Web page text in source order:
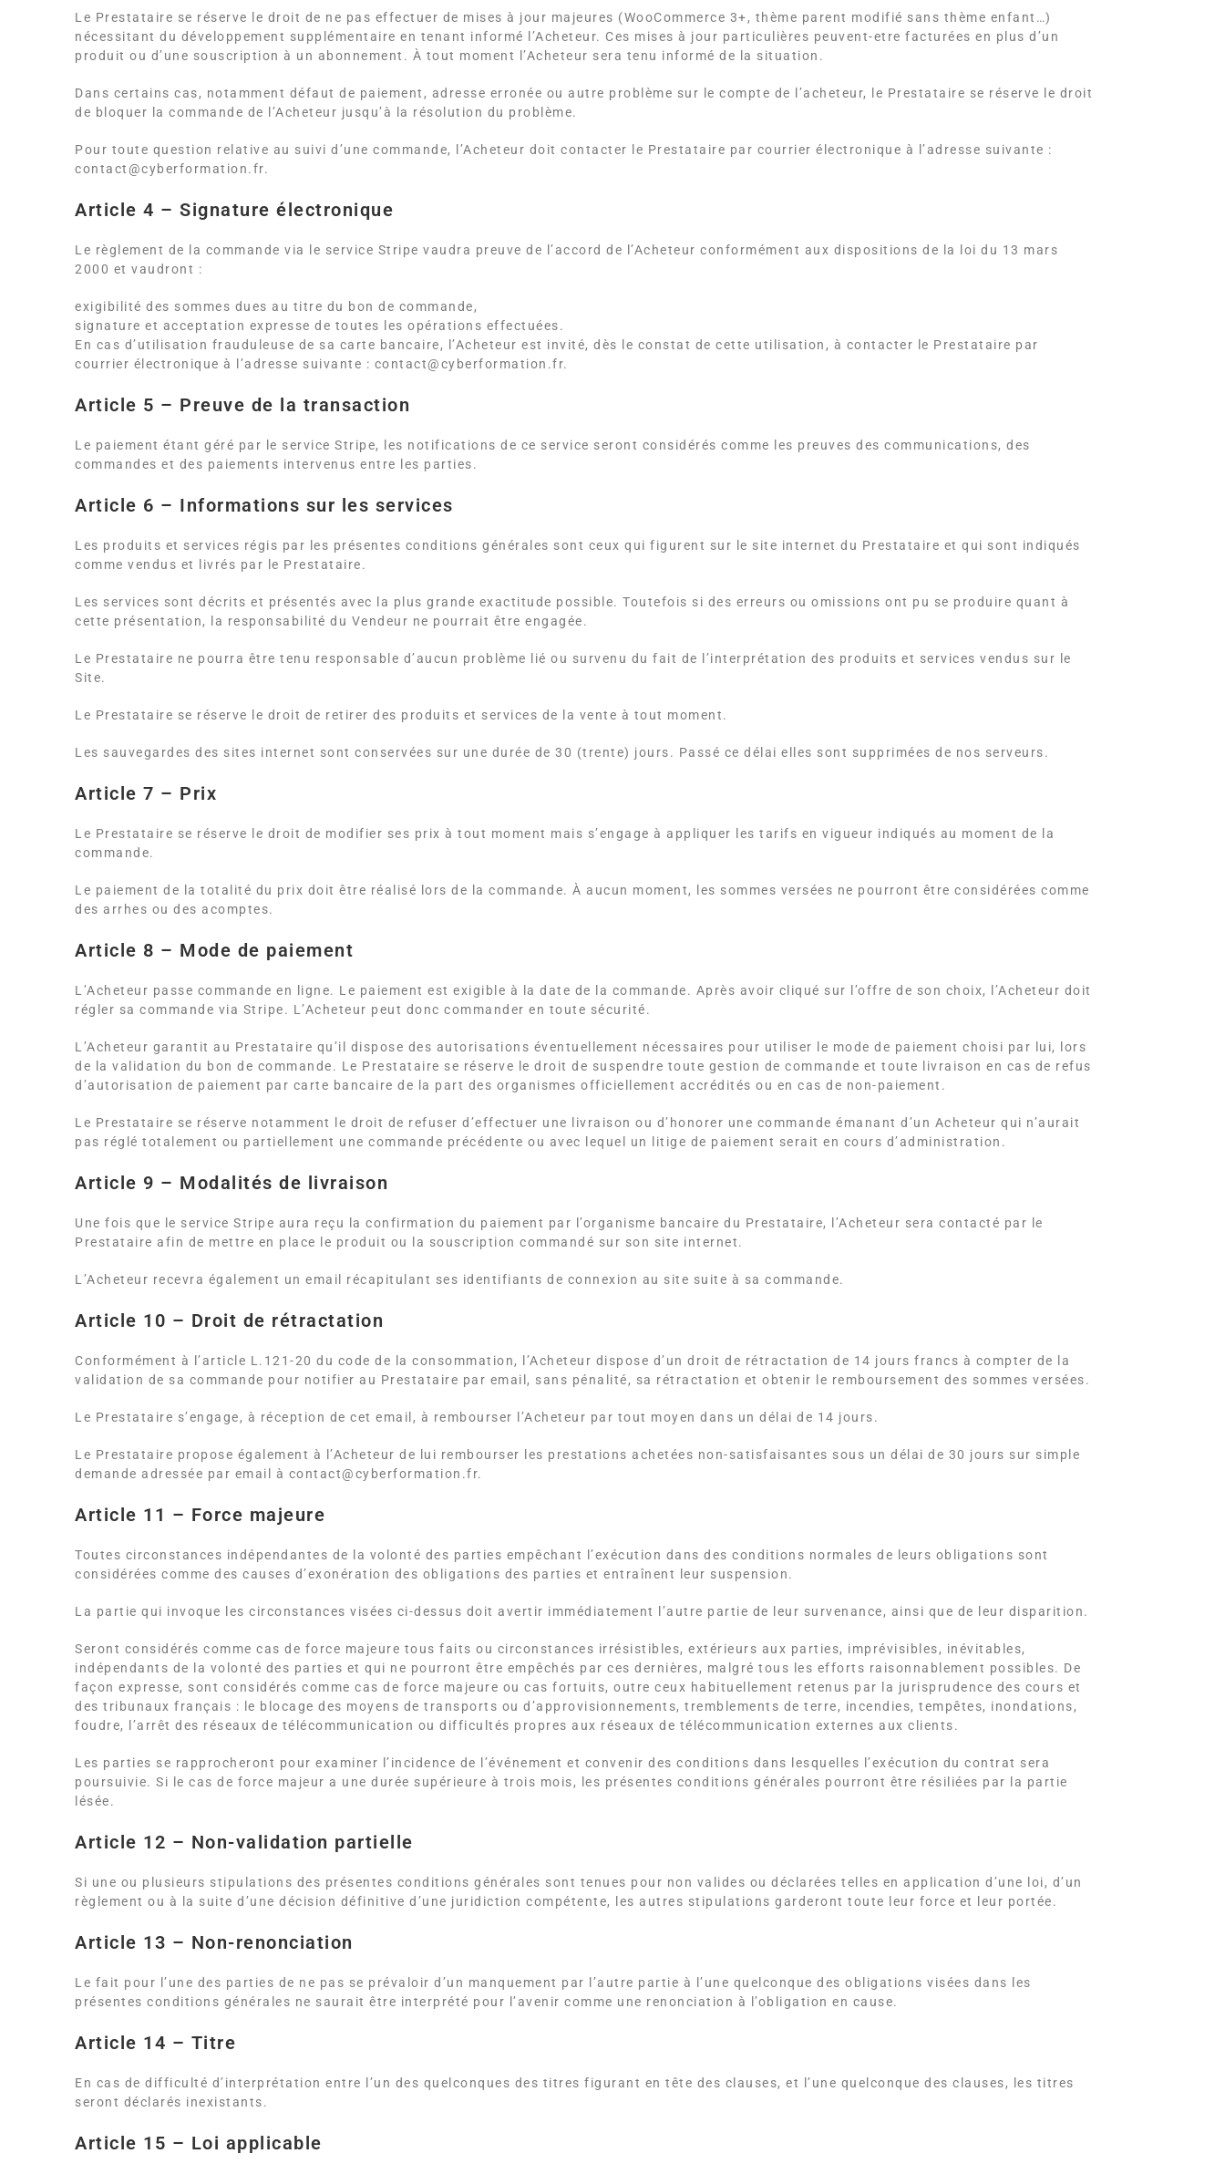
Le Prestataire se réserve le droit de ne pas effectuer de mises à jour majeures (WooCommerce 3+, thème parent modifié sans thème enfant…)
nécessitant du développement supplémentaire en tenant informé l’Acheteur. Ces mises à jour particulières peuvent-etre facturées en plus d’un
produit ou d’une souscription à un abonnement. À tout moment l’Acheteur sera tenu informé de la situation.
Dans certains cas, notamment défaut de paiement, adresse erronée ou autre problème sur le compte de l’acheteur, le Prestataire se réserve le droit
de bloquer la commande de l’Acheteur jusqu’à la résolution du problème.
Pour toute question relative au suivi d’une commande, l’Acheteur doit contacter le Prestataire par courrier électronique à l’adresse suivante :
contact@cyberformation.fr.
Article 4 – Signature électronique
Le règlement de la commande via le service Stripe vaudra preuve de l’accord de l’Acheteur conformément aux dispositions de la loi du 13 mars
2000 et vaudront :
exigibilité des sommes dues au titre du bon de commande,
signature et acceptation expresse de toutes les opérations effectuées.
En cas d’utilisation frauduleuse de sa carte bancaire, l’Acheteur est invité, dès le constat de cette utilisation, à contacter le Prestataire par
courrier électronique à l’adresse suivante : contact@cyberformation.fr.
Article 5 – Preuve de la transaction
Le paiement étant géré par le service Stripe, les notifications de ce service seront considérés comme les preuves des communications, des
commandes et des paiements intervenus entre les parties.
Article 6 – Informations sur les services
Les produits et services régis par les présentes conditions générales sont ceux qui figurent sur le site internet du Prestataire et qui sont indiqués
comme vendus et livrés par le Prestataire.
Les services sont décrits et présentés avec la plus grande exactitude possible. Toutefois si des erreurs ou omissions ont pu se produire quant à
cette présentation, la responsabilité du Vendeur ne pourrait être engagée.
Le Prestataire ne pourra être tenu responsable d’aucun problème lié ou survenu du fait de l’interprétation des produits et services vendus sur le
Site.
Le Prestataire se réserve le droit de retirer des produits et services de la vente à tout moment.
Les sauvegardes des sites internet sont conservées sur une durée de 30 (trente) jours. Passé ce délai elles sont supprimées de nos serveurs.
Article 7 – Prix
Le Prestataire se réserve le droit de modifier ses prix à tout moment mais s’engage à appliquer les tarifs en vigueur indiqués au moment de la
commande.
Le paiement de la totalité du prix doit être réalisé lors de la commande. À aucun moment, les sommes versées ne pourront être considérées comme
des arrhes ou des acomptes.
Article 8 – Mode de paiement
L’Acheteur passe commande en ligne. Le paiement est exigible à la date de la commande. Après avoir cliqué sur l’offre de son choix, l’Acheteur doit
régler sa commande via Stripe. L’Acheteur peut donc commander en toute sécurité.
L’Acheteur garantit au Prestataire qu’il dispose des autorisations éventuellement nécessaires pour utiliser le mode de paiement choisi par lui, lors
de la validation du bon de commande. Le Prestataire se réserve le droit de suspendre toute gestion de commande et toute livraison en cas de refus
d’autorisation de paiement par carte bancaire de la part des organismes officiellement accrédités ou en cas de non-paiement.
Le Prestataire se réserve notamment le droit de refuser d’effectuer une livraison ou d’honorer une commande émanant d’un Acheteur qui n’aurait
pas réglé totalement ou partiellement une commande précédente ou avec lequel un litige de paiement serait en cours d’administration.
Article 9 – Modalités de livraison
Une fois que le service Stripe aura reçu la confirmation du paiement par l’organisme bancaire du Prestataire, l’Acheteur sera contacté par le
Prestataire afin de mettre en place le produit ou la souscription commandé sur son site internet.
L’Acheteur recevra également un email récapitulant ses identifiants de connexion au site suite à sa commande.
Article 10 – Droit de rétractation
Conformément à l’article L.121-20 du code de la consommation, l’Acheteur dispose d’un droit de rétractation de 14 jours francs à compter de la
validation de sa commande pour notifier au Prestataire par email, sans pénalité, sa rétractation et obtenir le remboursement des sommes versées.
Le Prestataire s’engage, à réception de cet email, à rembourser l’Acheteur par tout moyen dans un délai de 14 jours.
Le Prestataire propose également à l’Acheteur de lui rembourser les prestations achetées non-satisfaisantes sous un délai de 30 jours sur simple
demande adressée par email à contact@cyberformation.fr.
Article 11 – Force majeure
Toutes circonstances indépendantes de la volonté des parties empêchant l’exécution dans des conditions normales de leurs obligations sont
considérées comme des causes d’exonération des obligations des parties et entraînent leur suspension.
La partie qui invoque les circonstances visées ci-dessus doit avertir immédiatement l’autre partie de leur survenance, ainsi que de leur disparition.
Seront considérés comme cas de force majeure tous faits ou circonstances irrésistibles, extérieurs aux parties, imprévisibles, inévitables,
indépendants de la volonté des parties et qui ne pourront être empêchés par ces dernières, malgré tous les efforts raisonnablement possibles. De
façon expresse, sont considérés comme cas de force majeure ou cas fortuits, outre ceux habituellement retenus par la jurisprudence des cours et
des tribunaux français : le blocage des moyens de transports ou d’approvisionnements, tremblements de terre, incendies, tempêtes, inondations,
foudre, l’arrêt des réseaux de télécommunication ou difficultés propres aux réseaux de télécommunication externes aux clients.
Les parties se rapprocheront pour examiner l’incidence de l’événement et convenir des conditions dans lesquelles l’exécution du contrat sera
poursuivie. Si le cas de force majeur a une durée supérieure à trois mois, les présentes conditions générales pourront être résiliées par la partie
lésée.
Article 12 – Non-validation partielle
Si une ou plusieurs stipulations des présentes conditions générales sont tenues pour non valides ou déclarées telles en application d’une loi, d’un
règlement ou à la suite d’une décision définitive d’une juridiction compétente, les autres stipulations garderont toute leur force et leur portée.
Article 13 – Non-renonciation
Le fait pour l’une des parties de ne pas se prévaloir d’un manquement par l’autre partie à l’une quelconque des obligations visées dans les
présentes conditions générales ne saurait être interprété pour l’avenir comme une renonciation à l’obligation en cause.
Article 14 – Titre
En cas de difficulté d’interprétation entre l’un des quelconques des titres figurant en tête des clauses, et l’une quelconque des clauses, les titres
seront déclarés inexistants.
Article 15 – Loi applicable